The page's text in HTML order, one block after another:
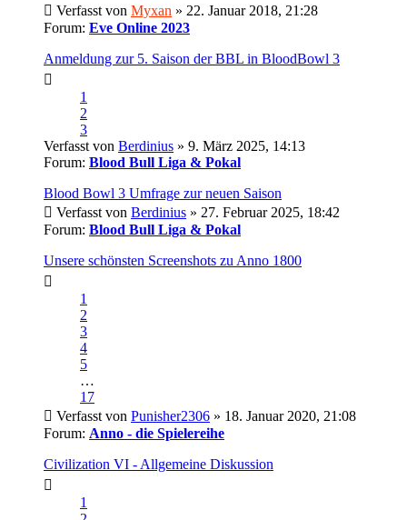
Verfasst von Myxan » 22. Januar 2018, 21:28
Forum: Eve Online 2023
Anmeldung zur 5. Saison der BBL in BloodBowl 3
1
2
3
Verfasst von Berdinius » 9. März 2025, 14:13
Forum: Blood Bull Liga & Pokal
Blood Bowl 3 Umfrage zur neuen Saison
Verfasst von Berdinius » 27. Februar 2025, 18:42
Forum: Blood Bull Liga & Pokal
Unsere schönsten Screenshots zu Anno 1800
1
2
3
4
5
…
17
Verfasst von Punisher2306 » 18. Januar 2020, 21:08
Forum: Anno - die Spielereihe
Civilization VI - Allgemeine Diskussion
1